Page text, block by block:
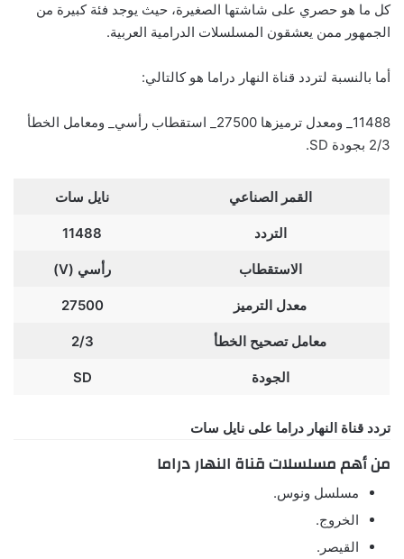
كل ما هو حصري على شاشتها الصغيرة، حيث يوجد فئة كبيرة من
الجمهور ممن يعشقون المسلسلات الدرامية العربية.
أما بالنسبة لتردد قناة النهار دراما هو كالتالي:
11488_ ومعدل ترميزها 27500_ استقطاب رأسي_ ومعامل الخطأ
2/3 بجودة SD.
القمر الصناعي نايل سات
التردد 11488
الاستقطاب رأسي (V)
معدل الترميز 27500
معامل تصحيح الخطأ 2/3
الجودة SD
تردد قناة النهار دراما على نايل سات
من أهم مسلسلات قناة النهار دراما
مسلسل ونوس.
الخروج.
القيصر.